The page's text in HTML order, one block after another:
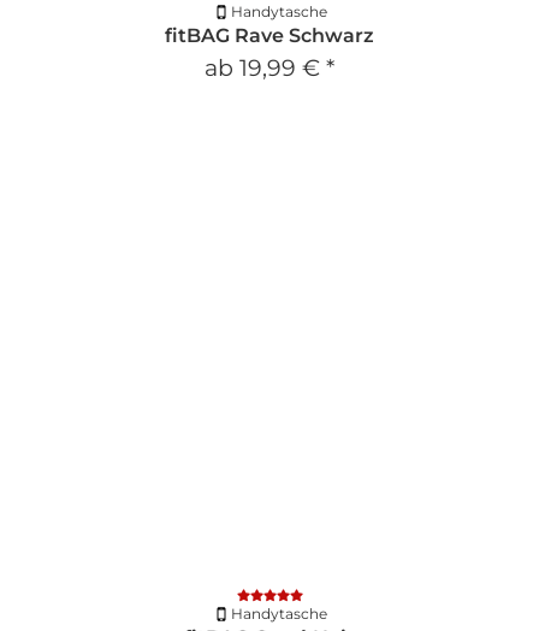
Handytasche
fitBAG Rave Schwarz
ab 19,99 € *
Handytasche